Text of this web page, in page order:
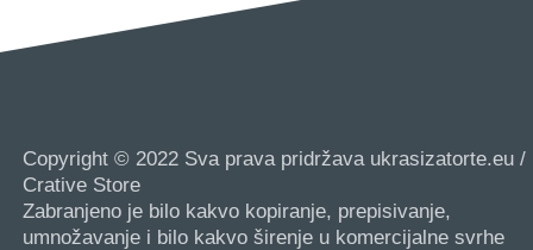
Copyright © 2022 Sva prava pridržava ukrasizatorte.eu /
Crative Store
Zabranjeno je bilo kakvo kopiranje, prepisivanje,
umnožavanje i bilo kakvo širenje u komercijalne svrhe